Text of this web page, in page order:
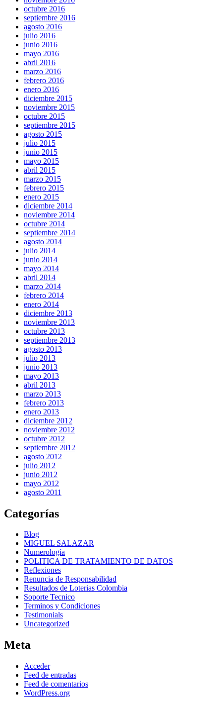
octubre 2016
septiembre 2016
agosto 2016
julio 2016
junio 2016
mayo 2016
abril 2016
marzo 2016
febrero 2016
enero 2016
diciembre 2015
noviembre 2015
octubre 2015
septiembre 2015
agosto 2015
julio 2015
junio 2015
mayo 2015
abril 2015
marzo 2015
febrero 2015
enero 2015
diciembre 2014
noviembre 2014
octubre 2014
septiembre 2014
agosto 2014
julio 2014
junio 2014
mayo 2014
abril 2014
marzo 2014
febrero 2014
enero 2014
diciembre 2013
noviembre 2013
octubre 2013
septiembre 2013
agosto 2013
julio 2013
junio 2013
mayo 2013
abril 2013
marzo 2013
febrero 2013
enero 2013
diciembre 2012
noviembre 2012
octubre 2012
septiembre 2012
agosto 2012
julio 2012
junio 2012
mayo 2012
agosto 2011
Categorías
Blog
MIGUEL SALAZAR
Numerología
POLITICA DE TRATAMIENTO DE DATOS
Reflexiones
Renuncia de Responsabilidad
Resultados de Loterias Colombia
Soporte Tecnico
Terminos y Condiciones
Testimonials
Uncategorized
Meta
Acceder
Feed de entradas
Feed de comentarios
WordPress.org